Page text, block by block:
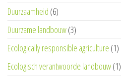
Duurzaamheid (6)
Duurzame landbouw(3)
Ecologically responsible agriculture (1)
Ecologisch verantwoorde landbouw(1)